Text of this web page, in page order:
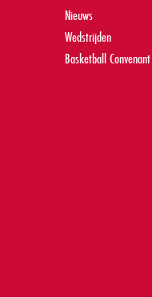
Nieuws
Wedstrijden
Basketball Convenant